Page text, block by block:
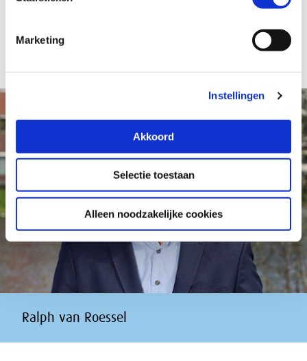
Marketing
Instellingen
Akkoord
Selectie toestaan
Alleen noodzakelijke cookies
Terug naar overzicht
Ralph van Roessel